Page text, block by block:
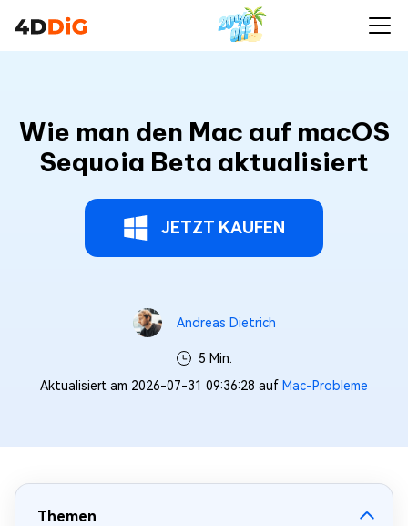
Wie man den Mac auf macOS
Sequoia Beta aktualisiert
JETZT KAUFEN
Andreas Dietrich
5 Min.
Aktualisiert am 2026-07-31 09:36:28 auf Mac-Probleme
Themen